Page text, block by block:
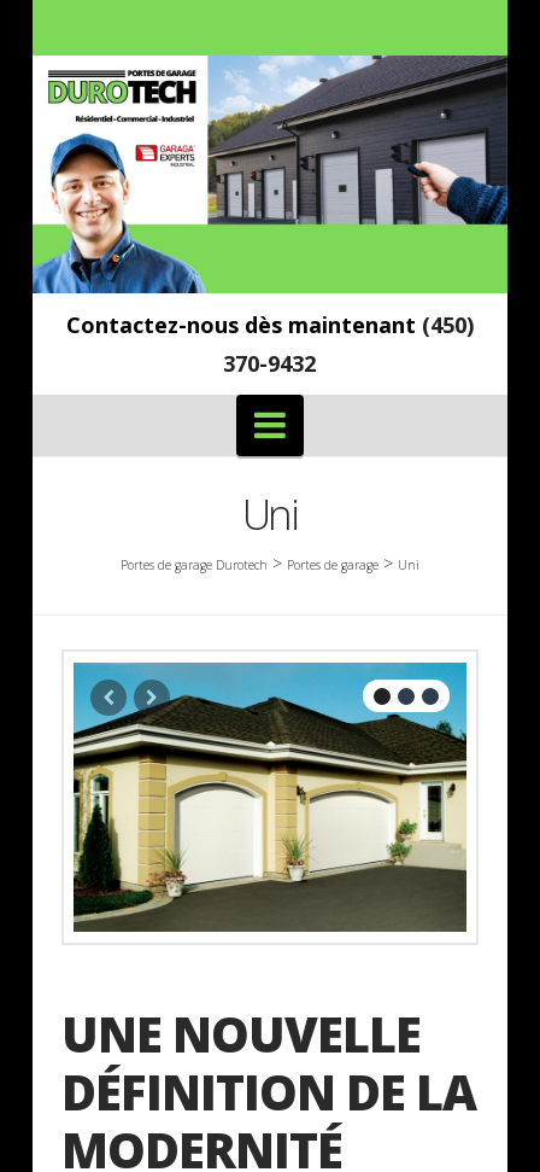
Contactez-nous dès maintenant (450)
370-9432
Navigation
Uni
Portes de garage Durotech > Portes de garage> Uni
UNE NOUVELLE
DÉFINITION DE LA
MODERNITÉ